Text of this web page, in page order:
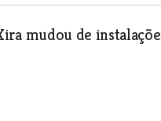
mudou de